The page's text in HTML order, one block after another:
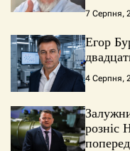
7 Серпня,
Егор
4 Серпня,
розніс